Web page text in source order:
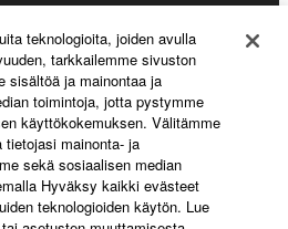
teknologioita, joiden avulla
tarkkailemme sivuston
sisältöä ja mainontaa ja
toimintoja, jotta pystymme
käyttökokemuksen. Välitämme
mainonta- ja
sekä sosiaalisen median
Hyväksy kaikki evästeet
teknologioiden käytön. Lue